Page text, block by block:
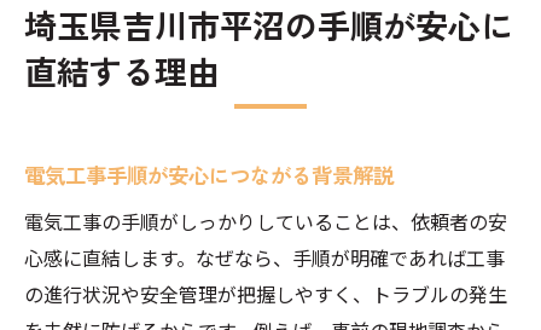
埼玉県吉川市平沼の手順が安心に
直結する理由
電気工事手順が安心につながる背景解説
電気工事の手順がしっかりしていることは、依頼者の安
心感に直結します。なぜなら、手順が明確であれば工事
の進行状況や安全管理が把握しやすく、トラブルの発生